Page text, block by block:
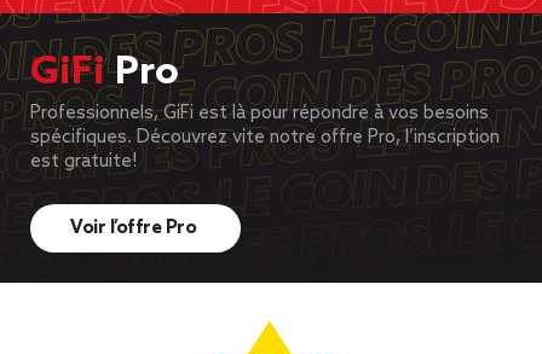
GiFiPro
Professionnels, GiFi est là pour répondre à vos besoins
spécifiques. Découvrez vite notre offre Pro, l’inscription
est gratuite!
Voir l’offre Pro